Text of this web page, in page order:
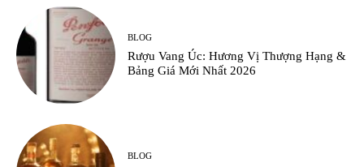
BLOG
Rượu Vang Úc: Hương Vị Thượng Hạng &
Bảng Giá Mới Nhất 2026
BLOG